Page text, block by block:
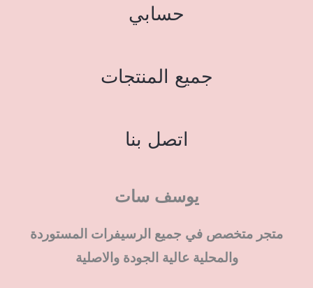
حسابي
جميع المنتجات
اتصل بنا
يوسف سات
متجر متخصص في جميع الرسيفرات المستوردة
والمحلية عالية الجودة والاصلية